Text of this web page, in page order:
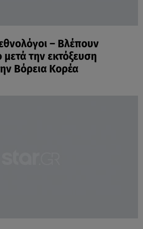
– Βλέπουν
μετά την εκτόξευση
Βόρεια Κορέα